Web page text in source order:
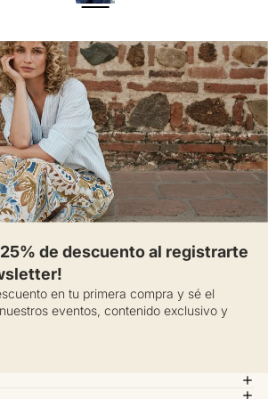
de descuento al registrarte
en tu primera compra y sé el
eventos, contenido exclusivo y